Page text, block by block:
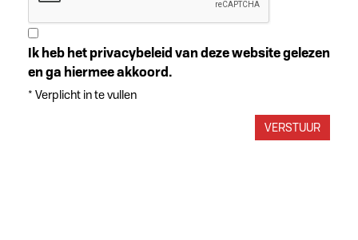
Ik heb het privacybeleid van deze website gelezen
en ga hiermee akkoord.
* Verplicht in te vullen